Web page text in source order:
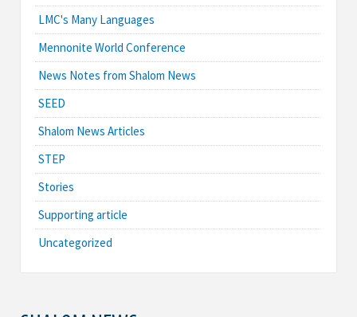
LMC's Many Languages
Mennonite World Conference
News Notes from Shalom News
SEED
Shalom News Articles
STEP
Stories
Supporting article
Uncategorized